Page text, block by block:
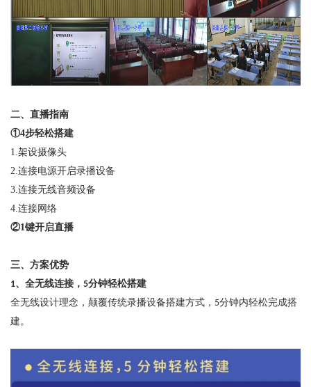
二、 直播指南
①4步轻松搭建
1. 架设摄像头
2. 连接电源开启录播设备
3. 连接无线音频设备
4. 连接网络
②1键开启直播
三、 方案优势
1、 全无线连接 ， 5分钟轻松搭建
全无线设计理念，颠覆传统录播设备搭建方式， 5分钟内轻松完成搭
建。